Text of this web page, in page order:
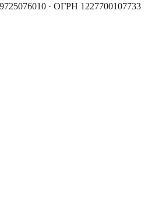
· ОГРН 1227700107733